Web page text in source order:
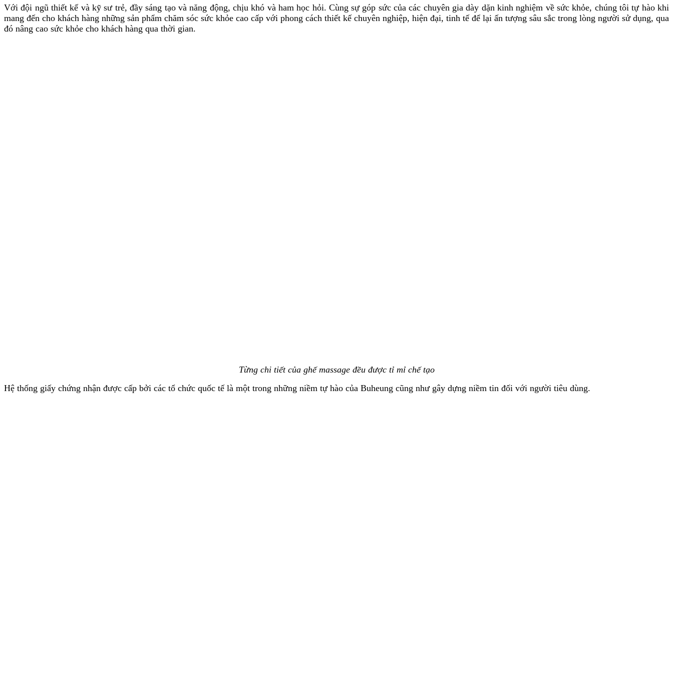
Với đội ngũ thiết kế và kỹ sư trẻ, đầy sáng tạo và năng động, chịu khó và ham học hỏi. Cùng sự góp sức của các chuyên gia dày dặn kinh nghiệm về sức khỏe, chúng tôi tự hào khi
mang đến cho khách hàng những sản phẩm chăm sóc sức khỏe cao cấp với phong cách thiết kế chuyên nghiệp, hiện đại, tinh tế để lại ấn tượng sâu sắc trong lòng người sử dụng, qua
đó nâng cao sức khỏe cho khách hàng qua thời gian.
Từng chi tiết của ghế massage đều được tỉ mỉ chế tạo
Hệ thống giấy chứng nhận được cấp bởi các tổ chức quốc tế là một trong những niềm tự hào của Buheung cũng như gây dựng niềm tin đối với người tiêu dùng.